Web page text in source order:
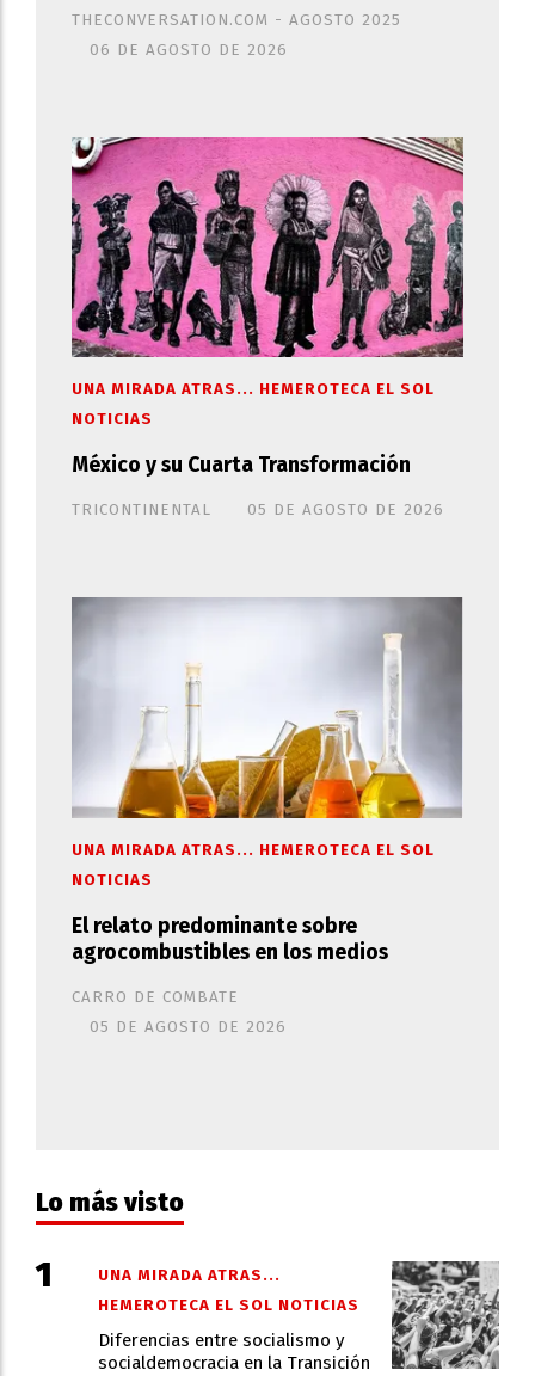
THECONVERSATION.COM - AGOSTO 2025
06 DE AGOSTO DE 2026
México y su Cuarta Transformación
TRICONTINENTAL
UNA MIRADA ATRAS... HEMEROTECA EL SOL
NOTICIAS
05 DE AGOSTO DE 2026
El relato predominante sobre
agrocombustibles en los medios
CARRO DE COMBATE
UNA MIRADA ATRAS... HEMEROTECA EL SOL
NOTICIAS
05 DE AGOSTO DE 2026
Lo más visto
Diferencias entre socialismo y
socialdemocracia en la Transición
UNA MIRADA ATRAS...
HEMEROTECA EL SOL NOTICIAS